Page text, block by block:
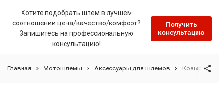
Хотите подобрать шлем в лучшем
соотношении цена/качество/комфорт?
Запишитесь на профессиональную
консультацию!
Получить
консультацию
Главная Мотошлемы Аксессуары для шлемов Козырек